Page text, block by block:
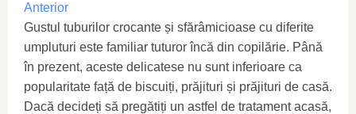
Anterior
Gustul tuburilor crocante și sfărâmicioase cu diferite
umpluturi este familiar tuturor încă din copilărie. Până
în prezent, aceste delicatese nu sunt inferioare ca
popularitate față de biscuiți, prăjituri și prăjituri de casă.
Dacă decideți să pregătiți un astfel de tratament acasă,